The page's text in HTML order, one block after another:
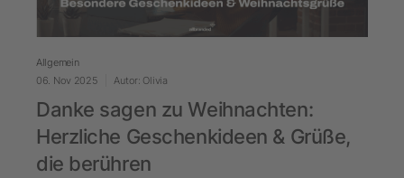
Allgemein
06. Nov 2025
Autor: Olivia
Danke sagen zu Weihnachten:
Herzliche Geschenkideen & Grüße,
die berühren